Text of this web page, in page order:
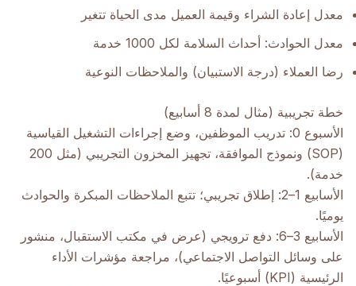
معدل إعادة الشراء وقيمة العميل مدى الحياة تتغير
معدل الحوادث: أحداث السلامة لكل 1000 خدمة
رضا العملاء (درجة الاستبيان) والملاحظات النوعية
خطة تجريبية (مثال لمدة 8 أسابيع)
الأسبوع 0: تدريب الموظفين، وضع إجراءات التشغيل القياسية
(SOP) ونموذج الموافقة، تجهيز المخزون التجريبي (مثل 200
خدمة).
الأسابيع 1–2: إطلاق تجريبي؛ تتبع الملاحظات المبكرة والحوادث
يوميًا.
الأسابيع 3–6: دفع ترويجي (عرض في مكتب الاستقبال، منشور
على وسائل التواصل الاجتماعي)، مراجعة مؤشرات الأداء
الرئيسية (KPI) أسبوعيًا.